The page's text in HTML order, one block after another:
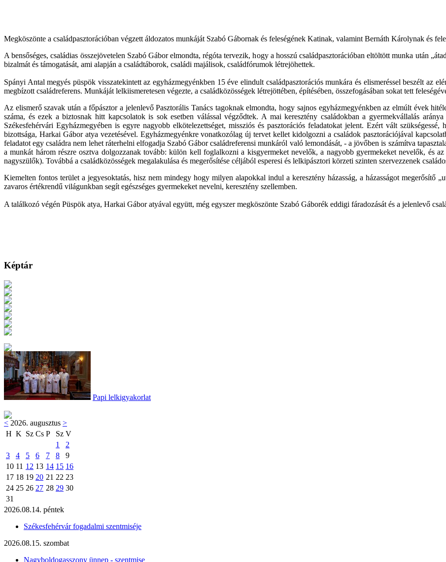
Megköszönte a családpasztorációban végzett áldozatos munkáját Szabó Gábornak és feleségének Katinak, valamint Bernáth Károlynak és
A bensőséges, családias összejövetelen Szabó Gábor elmondta, régóta tervezik, hogy a hosszú családpasztorációban eltöltött munka után
bizalmát és támogatását, ami alapján a családtáborok, családi majálisok, családfórumok létrejöhettek.
Spányi Antal megyés püspök visszatekintett az egyházmegyénkben 15 éve elindult családpasztorációs munkára és elismeréssel beszélt az
megbízott családreferens. Munkáját lelkiismeretesen végezte, a családközösségek létrejöttében, építésében, összefogásában sokat tett
Az elismerő szavak után a főpásztor a jelenlevő Pasztorális Tanács tagoknak elmondta, hogy sajnos egyházmegyénkben az elmúlt évek
száma, és ezek a biztosnak hitt kapcsolatok is sok esetben válással végződtek. A mai keresztény családokban a gyermekvállalás
Székesfehérvári Egyházmegyében is egyre nagyobb elkötelezettséget, missziós és pasztorációs feladatokat jelent. Ezért vált
bizottsága, Harkai Gábor atya vezetésével. Egyházmegyénkre vonatkozólag új tervet kellet kidolgozni a családok pasztorációjával
feladatot egy családra nem lehet ráterhelni elfogadja Szabó Gábor családreferensi munkáról való lemondását, - a jövőben is számítva
a munkát három részre osztva dolgozzanak tovább: külön kell foglalkozni a kisgyermeket nevelők, a nagyobb gyermekeket nevelők, és
nagyszülők). Továbbá a családközösségek megalakulása és megerősítése céljából esperesi és lelkipásztori körzeti szinten szervezzenek
Kiemelten fontos terület a jegyesoktatás, hisz nem mindegy hogy milyen alapokkal indul a keresztény házasság, a házasságot megerősítő
zavaros értékrendű világunkban segít egészséges gyermekeket nevelni, keresztény szellemben.
A találkozó végén Püspök atya, Harkai Gábor atyával együtt, még egyszer megköszönte Szabó Gáborék eddigi fáradozását és a jelenlevő
Képtár
Papi lelkigyakorlat
< 2026. augusztus >
H K Sz Cs P Sz V
1
2
3
4 5 6 7 8
9
10 11 12 13 14 15 16
17 18 19 20 21 22 23
24 25 26 27 28 29 30
31
2026.08.14. péntek
Székesfehérvár fogadalmi szentmiséje
2026.08.15. szombat
Nagyboldogasszony ünnep - szentmise